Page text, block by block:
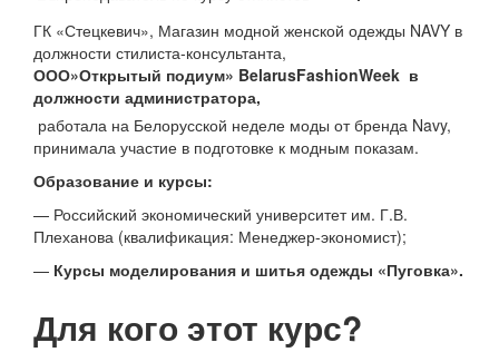
ГК «Стецкевич», Магазин модной женской одежды NAVY в
должности стилиста-консультанта,
ООО»Открытый подиум» BelarusFashionWeek в
должности администратора,
работала на Белорусской неделе моды от бренда Navy,
принимала участие в подготовке к модным показам.
Образование и курсы:
— Российский экономический университет им. Г.В.
Плеханова (квалификация: Менеджер-экономист);
— Курсы моделирования и шитья одежды «Пуговка».
Для кого этот курс?